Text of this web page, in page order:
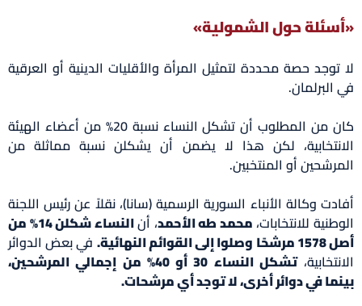
«أسئلة حول الشمولية»
لا توجد حصة محددة لتمثيل المرأة والأقليات الدينية أو العرقية
في البرلمان.
كان من المطلوب أن تشكل النساء نسبة 20% من أعضاء الهيئة
الانتخابية، لكن هذا لا يضمن أن يشكلن نسبة مماثلة من
المرشحين أو المنتخبين.
أفادت وكالة الأنباء السورية الرسمية (سانا)، نقلاً عن رئيس اللجنة
الوطنية للانتخابات،محمد طه الأحمد، أن
النساء شكلن 14% من
أصل 1578 مرشحًا وصلوا إلى القوائم النهائية.
في بعض الدوائر
الانتخابية،
تشكل النساء 30 أو 40% من إجمالي المرشحين،
بينما في دوائر أخرى، لا توجد أي مرشحات.